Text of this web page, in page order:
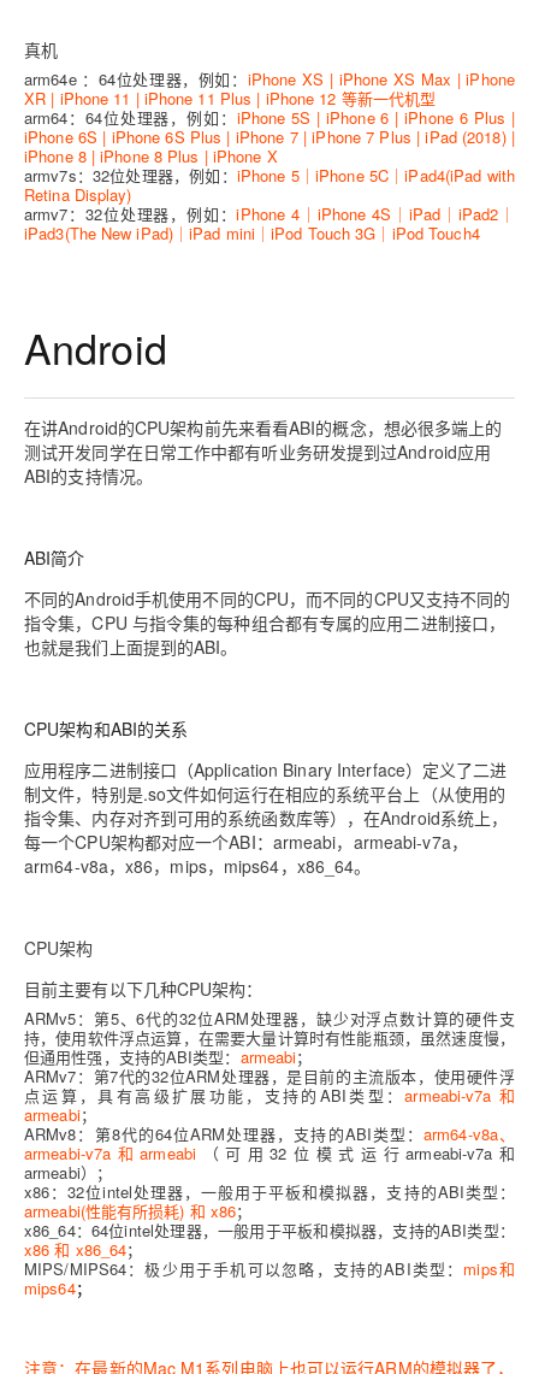
真机
arm64e ： 64位处理器，例如： iPhone XS | iPhone XS Max | iPhone
XR | iPhone 11 | iPhone 11 Plus | iPhone 12 等新一代机型
arm64：64位处理器，例如： iPhone 5S | iPhone 6 | iPhone 6 Plus |
iPhone 6S | iPhone 6S Plus | iPhone 7 | iPhone 7 Plus | iPad (2018) |
iPhone 8 | iPhone 8 Plus | iPhone X
armv7s：32位处理器，例如： iPhone 5｜iPhone 5C｜iPad4(iPad with
Retina Display)
armv7：32位处理器，例如：iPhone 4｜iPhone 4S｜iPad｜iPad2｜
iPad3(The New iPad)｜iPad mini｜iPod Touch 3G｜iPod Touch4
Android
在讲Android的CPU架构前先来看看ABI的概念，想必很多端上的
测试开发同学在日常工作中都有听业务研发提到过Android应用
ABI的支持情况。
ABI简介
不同的Android手机使用不同的CPU，而不同的CPU又支持不同的
指令集，CPU 与指令集的每种组合都有专属的应用二进制接口，
也就是我们上面提到的ABI。
CPU架构和ABI的关系
应用程序二进制接口（Application Binary Interface）定义了二进
制文件，特别是.so文件如何运行在相应的系统平台上（从使用的
指令集、内存对齐到可用的系统函数库等），在Android系统上，
每一个CPU架构都对应一个ABI：armeabi，armeabi-v7a，
arm64-v8a，x86，mips，mips64，x86_64。
CPU架构
目前主要有以下几种CPU架构：
ARMv5：第5、6代的32位ARM处理器，缺少对浮点数计算的硬件支
持，使用软件浮点运算，在需要大量计算时有性能瓶颈， 虽然速度慢，
但通用性强 ，支持的ABI类型： armeabi；
ARMv7：第7代的32位ARM处理器，是目前的主流版本，使用硬件浮
点运算，具有高级扩展功能， 支持的ABI类型：armeabi-v7a 和
armeabi；
ARMv8：第8代的64位ARM处理器， 支持的ABI类型： arm64-v8a、
armeabi-v7a和armeabi （可用32位模式运行armeabi-v7a和
armeabi）；
x86：32位intel处理器，一般用于平板和模拟器， 支持的ABI类型：
armeabi(性能有所损耗) 和 x86；
x86_64：64位intel处理器，一般用于平板和模拟器， 支持的ABI类型：
x86 和 x86_64；
MIPS/MIPS64：极少用于手机可以忽略， 支持的ABI类型： mips和
mips64；
注意：在最新的Mac M1系列电脑上也可以运行ARM的模拟器了，